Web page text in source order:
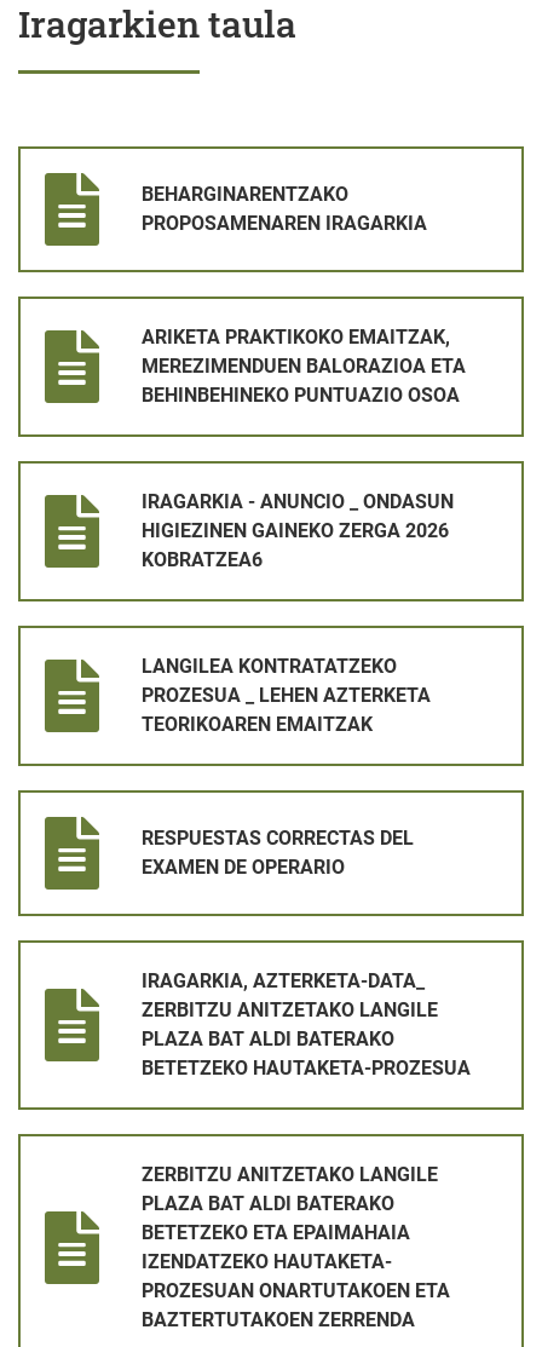
Iragarkien taula
BEHARGINARENTZAKO
PROPOSAMENAREN IRAGARKIA
ARIKETA PRAKTIKOKO EMAITZAK,
MEREZIMENDUEN BALORAZIOA ETA
BEHINBEHINEKO PUNTUAZIO OSOA
IRAGARKIA - ANUNCIO _ ONDASUN
HIGIEZINEN GAINEKO ZERGA 2026
KOBRATZEA6
LANGILEA KONTRATATZEKO
PROZESUA _ LEHEN AZTERKETA
TEORIKOAREN EMAITZAK
RESPUESTAS CORRECTAS DEL
EXAMEN DE OPERARIO
IRAGARKIA, AZTERKETA-DATA_
ZERBITZU ANITZETAKO LANGILE
PLAZA BAT ALDI BATERAKO
BETETZEKO HAUTAKETA-PROZESUA
ZERBITZU ANITZETAKO LANGILE
PLAZA BAT ALDI BATERAKO
BETETZEKO ETA EPAIMAHAIA
IZENDATZEKO HAUTAKETA-
PROZESUAN ONARTUTAKOEN ETA
BAZTERTUTAKOEN ZERRENDA